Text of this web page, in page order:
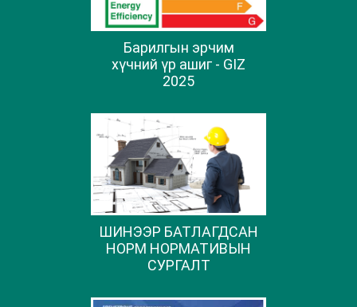
Барилгын эрчим
хүчний үр ашиг - GIZ
2025
ШИНЭЭР БАТЛАГДСАН
НОРМ НОРМАТИВЫН
СУРГАЛТ